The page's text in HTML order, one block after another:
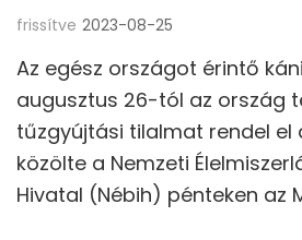
frissítve 2023-08-25
Az egész országot érintő
augusztus 26-tól az ország
tűzgyújtási tilalmat rendel el
közölte a Nemzeti
Hivatal (Nébih) pénteken az